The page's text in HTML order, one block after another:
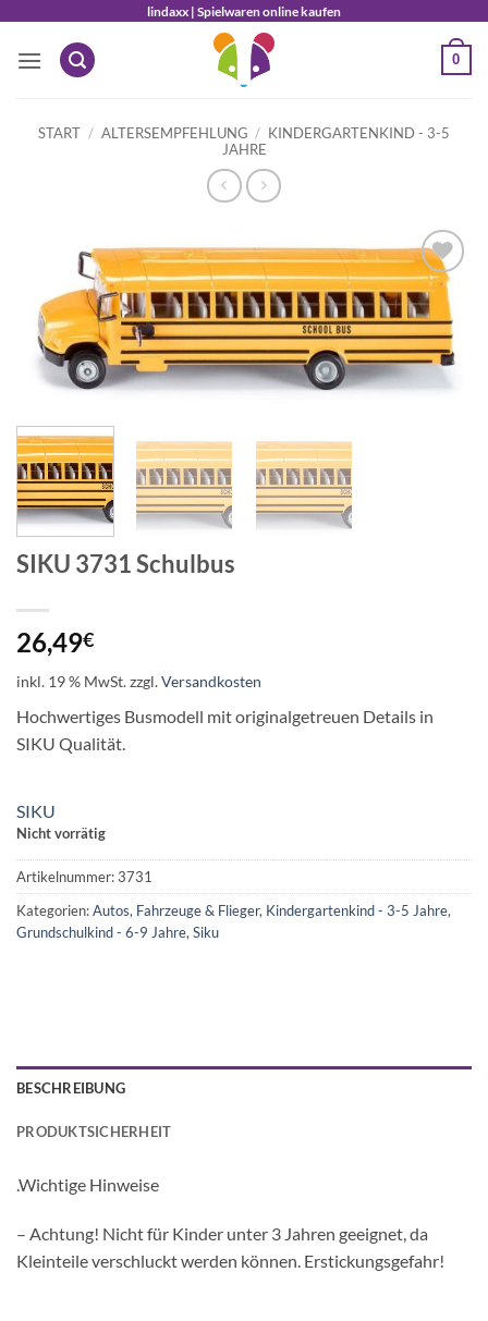
springen
lindaxx | Spielwaren online kaufen
0
START / ALTERSEMPFEHLUNG / KINDERGARTENKIND - 3-5
JAHRE
Auf die
Wunschliste
SIKU 3731 Schulbus
26,49€
inkl. 19 % MwSt.zzgl.Versandkosten
Hochwertiges Busmodell mit originalgetreuen Details in
SIKU Qualität.
SIKU
Nicht vorrätig
Artikelnummer:3731
Kategorien:Autos, Fahrzeuge & Flieger, Kindergartenkind - 3-5 Jahre,
Grundschulkind - 6-9 Jahre, Siku
BESCHREIBUNG
PRODUKTSICHERHEIT
.Wichtige Hinweise
– Achtung! Nicht für Kinder unter 3 Jahren geeignet, da
Kleinteile verschluckt werden können. Erstickungsgefahr!